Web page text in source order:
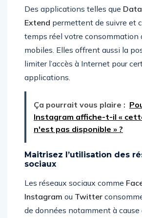
Des applications telles que
Extend permettent de suivre et
temps réel votre consommation
mobiles. Elles offrent aussi la
limiter l’accès à Internet pour
applications.
Ça pourrait vous plaire :
Instagram affiche-t-il «
n'est pas disponible » ?
Maitrisez l’utilisation des
sociaux
Les réseaux sociaux comme
Instagram ou Twitter
de données notamment à cause